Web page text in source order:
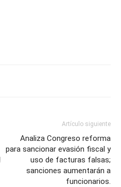
Artículo siguiente
Analiza Congreso reforma
para sancionar evasión fiscal y
uso de facturas falsas;
sanciones aumentarán a
funcionarios.